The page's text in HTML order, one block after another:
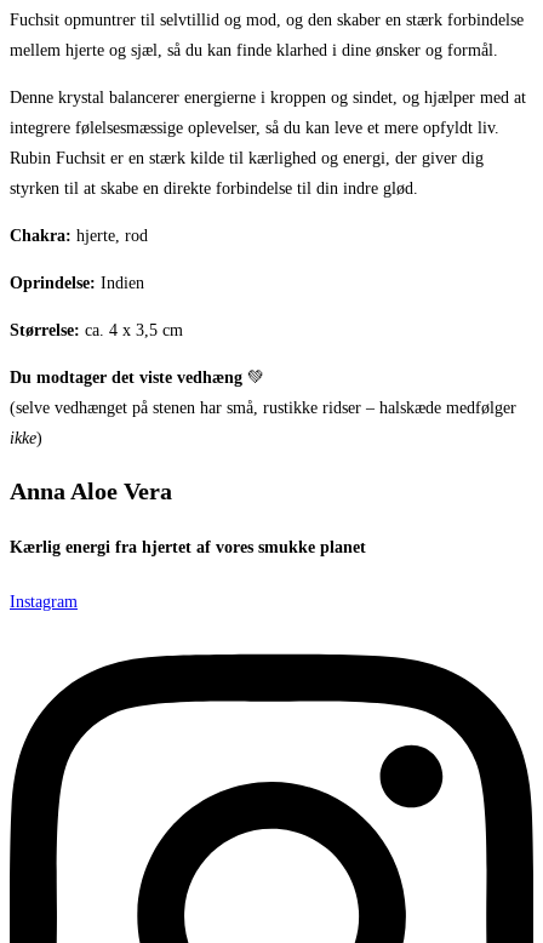
Fuchsit opmuntrer til selvtillid og mod, og den skaber en stærk forbindelse
mellem hjerte og sjæl, så du kan finde klarhed i dine ønsker og formål.
Denne krystal balancerer energierne i kroppen og sindet, og hjælper med at
integrere følelsesmæssige oplevelser, så du kan leve et mere opfyldt liv.
Rubin Fuchsit er en stærk kilde til kærlighed og energi, der giver dig
styrken til at skabe en direkte forbindelse til din indre glød.
Chakra: hjerte, rod
Oprindelse: Indien
Størrelse: ca. 4 x 3,5 cm
Du modtager det viste vedhæng 💚
(selve vedhænget på stenen har små, rustikke ridser – halskæde medfølger
ikke)
Anna Aloe Vera
Kærlig energi fra hjertet af vores smukke planet
Instagram